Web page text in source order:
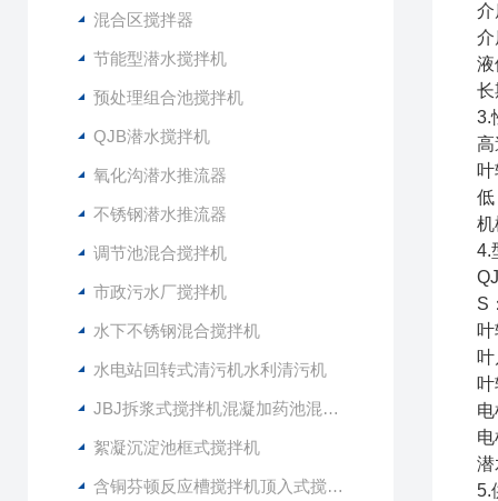
混合区搅拌器
节能型潜水搅拌机
预处理组合池搅拌机
QJB潜水搅拌机
氧化沟潜水推流器
不锈钢潜水推流器
调节池混合搅拌机
市政污水厂搅拌机
水下不锈钢混合搅拌机
水电站回转式清污机水利清污机
JBJ拆浆式搅拌机混凝加药池混合型搅拌器
絮凝沉淀池框式搅拌机
含铜芬顿反应槽搅拌机顶入式搅拌器
介
介
液
长
3.
高
低
机
4.
S
潜
5.